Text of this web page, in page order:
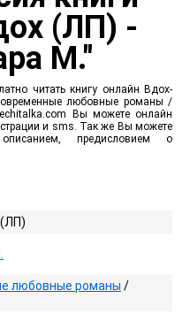
(ЛП) -
М."
читать книгу онлайн Вдох-
любовные романы /
Вы можете онлайн
и sms. Так же Вы можете
предисловием о
любовные романы /